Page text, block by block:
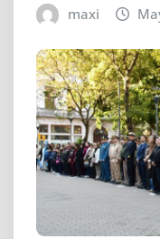
maxi